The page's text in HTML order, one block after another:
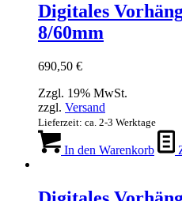
Digitales
8/60mm
690,50 €
Zzgl. 19% MwSt.
zzgl. Versand
Lieferzeit: ca. 2-3 Werktage
In den Warenkorb